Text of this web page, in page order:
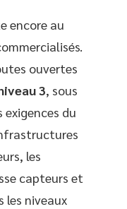
encore au
ouvertes
3, sous
du
les
capteurs et
les niveaux